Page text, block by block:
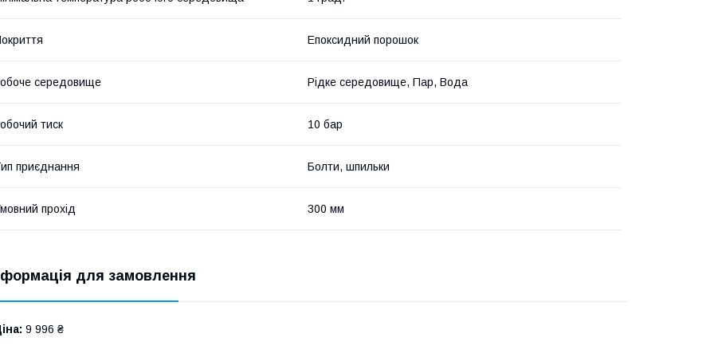
Епоксидний порошок
середовище Рідке середовище, Пар, Вода
тиск 10 бар
приєднання Болти, шпильки
прохід 300 мм
для замовлення
9 996 ₴